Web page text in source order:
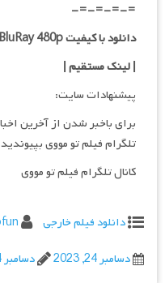
=-=-=-=-
دانلود با کیفیت BluRay 480p ریلیز F2M
| لینک مستقیم|
پیشنهادات سایت:
برای باخبر شدن از آخرین
تلگرام فیلم تو مووی
کانال تلگرام فیلم تو مووی
دانلود فیلم خارجی
دسامبر 24, 2023
دسامبر 24, 2023